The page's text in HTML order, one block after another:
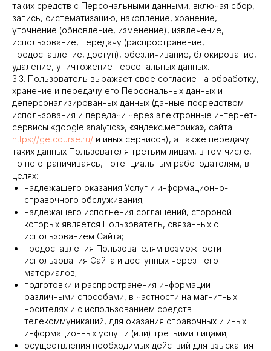
таких средств с Персональными данными, включая сбор,
запись, систематизацию, накопление, хранение,
уточнение (обновление, изменение), извлечение,
использование, передачу (распространение,
предоставление, доступ), обезличивание, блокирование,
удаление, уничтожение персональных данных.
3.3. Пользователь выражает свое согласие на обработку,
хранение и передачу его Персональных данных и
деперсонализированных данных (данные посредством
использования и передачи через электронные интернет-
сервисы «google.analytics», «яндекс.метрика», сайта
https://getcourse.ru/ и иных сервисов), а также передачу
таких данных Пользователя третьим лицам, в том числе,
но не ограничиваясь, потенциальным работодателям, в
целях:
надлежащего оказания Услуг и информационно-
справочного обслуживания;
надлежащего исполнения соглашений, стороной
которых является Пользователь, связанных с
использованием Сайта;
предоставления Пользователям возможности
использования Сайта и доступных через него
материалов;
подготовки и распространения информации
различными способами, в частности на магнитных
носителях и с использованием средств
телекоммуникаций, для оказания справочных и иных
информационных услуг и (или) третьими лицами;
осуществления необходимых действий для взыскания